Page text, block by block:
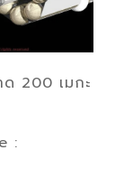
ด 200 เมกะ
: